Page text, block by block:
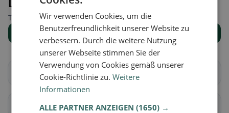
Luoghi nelle vicinanze
Trova il luogo giusto per la tua ricerca di ristoranti.
Mostra tutti i luoghi
Abbadia Cerreto Bertonico
Boffalora d'Adda Borghetto Lodigiano
Wir verwenden Cookies, um die
Benutzerfreundlichkeit unserer Website zu
verbessern. Durch die weitere Nutzung
unserer Webseite stimmen Sie der
Verwendung von Cookies gemäß unserer
Cookie-Richtlinie zu.Weitere
Informationen
ALLE PARTNER ANZEIGEN(1650) →